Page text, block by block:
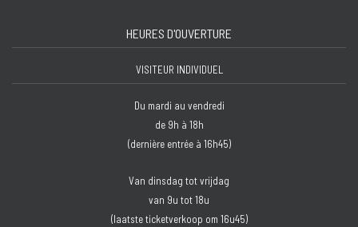
HEURES D'OUVERTURE
VISITEUR INDIVIDUEL
Du mardi au vendredi
de 9h à 18h
(dernière entrée à 16h45)
Van dinsdag tot vrijdag
van 9u tot 18u
(laatste ticketverkoop om 16u45)